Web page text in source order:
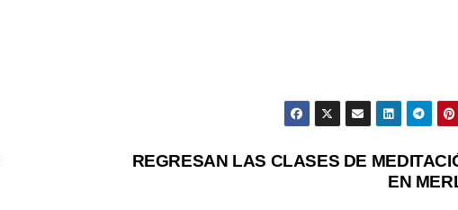
REGRESAN LAS CLASES DE
EN